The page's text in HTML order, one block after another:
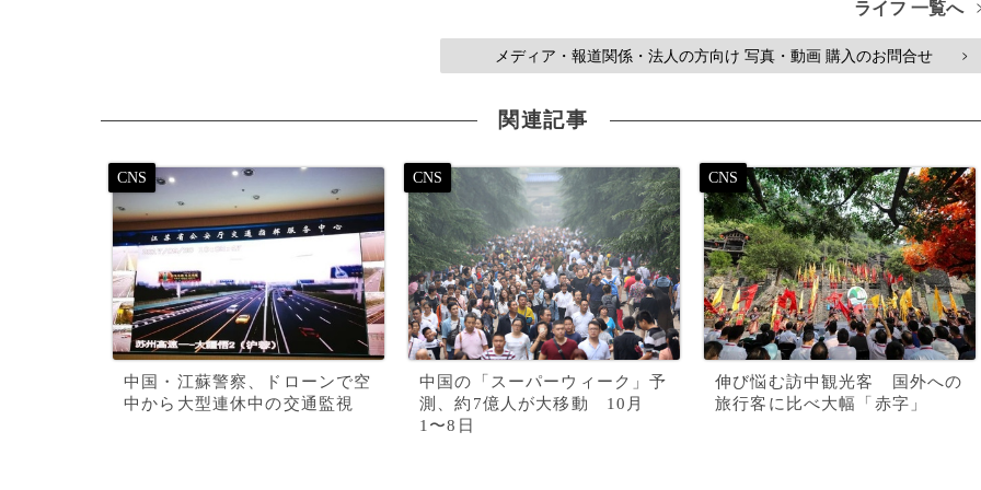
ライフ 一覧へ
メディア・報道関係・法人の方向け 写真・動画 購入のお問合せ >
関連記事
中国・江蘇警察、ドローンで空
中から大型連休中の交通監視
中国の「スーパーウィーク」予
測、約7億人が大移動 10月
1〜8日
伸び悩む訪中観光客 国外への
旅行客に比べ大幅「赤字」